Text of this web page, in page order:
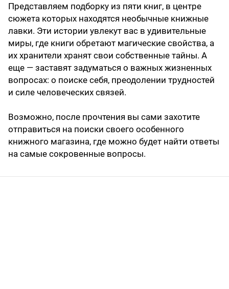
Представляем подборку из пяти книг, в центре
сюжета которых находятся необычные книжные
лавки. Эти истории увлекут вас в удивительные
миры, где книги обретают магические свойства, а
их хранители хранят свои собственные тайны. А
еще — заставят задуматься о важных жизненных
вопросах: о поиске себя, преодолении трудностей
и силе человеческих связей.
Возможно, после прочтения вы сами захотите
отправиться на поиски своего особенного
книжного магазина, где можно будет найти ответы
на самые сокровенные вопросы.